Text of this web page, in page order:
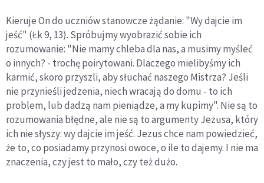
Kieruje On do uczniów stanowcze żądanie: "Wy dajcie im
jeść" (Łk 9, 13). Spróbujmy wyobrazić sobie ich
rozumowanie: "Nie mamy chleba dla nas, a musimy myśleć
o innych? - trochę poirytowani. Dlaczego mielibyśmy ich
karmić, skoro przyszli, aby słuchać naszego Mistrza? Jeśli
nie przynieśli jedzenia, niech wracają do domu - to ich
problem, lub dadzą nam pieniądze, a my kupimy". Nie są to
rozumowania błędne, ale nie są to argumenty Jezusa, który
ich nie słyszy: wy dajcie im jeść. Jezus chce nam powiedzieć,
że to, co posiadamy przynosi owoce, o ile to dajemy. I nie ma
znaczenia, czy jest to mało, czy też dużo.